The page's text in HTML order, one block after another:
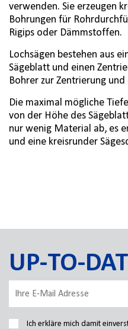
verwenden. Sie erzeugen
Bohrungen für
Rigips oder Dämmstoffen.
Lochsägen bestehen aus
Sägeblatt und einen
Bohrer zur Zentrierung
Die maximal mögliche
von der Höhe des
nur wenig Material ab, es
und eine kreisrunder
UP-TO-
Ich erkläre mich damit